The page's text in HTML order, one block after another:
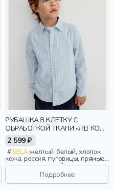
РУБАШКА В КЛЕТКУ С
ОБРАБОТКОЙ ТКАНИ «ЛЕГКО
ГЛАДИТЬ» ДЛЯ МАЛЬЧИКОВ
2 599 ₽
SELAжелтый, белый, хлопок,
кожа, россия, пуговицы, прямые,
длинные, длинный рукав,
застежка, складки, школа,
свободные, клетка, воротник,
классика, мальчики, дети
Подробнее